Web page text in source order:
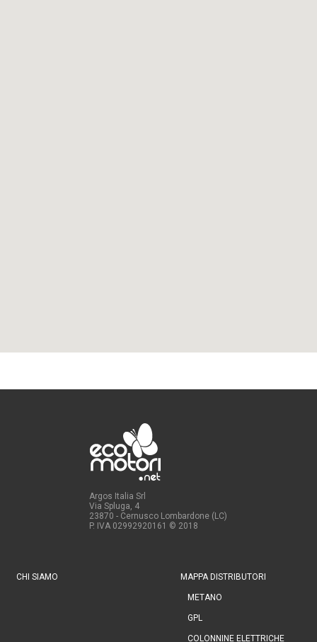
Argos Italia Srl
Via Spluga, 4
23870 - Cernusco Lombardone (LC)
P. IVA 02992920161 © 2018
CHI SIAMO MAPPA DISTRIBUTORI
METANO
GPL
COLONNINE ELETTRICHE